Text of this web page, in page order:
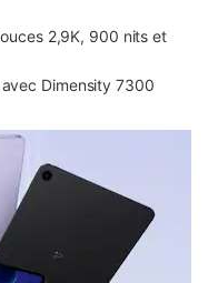
2,9K, 900 nits et
avec Dimensity 7300